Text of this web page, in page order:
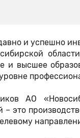
и успешно
и высшее
АО
– это